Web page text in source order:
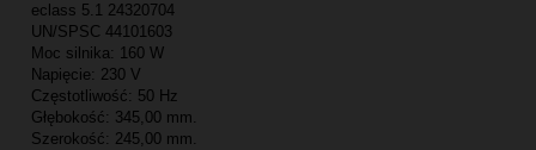
eclass 5.1 24320704
UN/SPSC 44101603
Moc silnika: 160 W
Napięcie: 230 V
Częstotliwość: 50 Hz
Głębokość: 345,00 mm.
Szerokość: 245,00 mm.